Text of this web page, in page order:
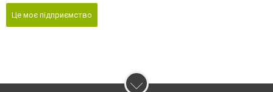
Це моє підприємство